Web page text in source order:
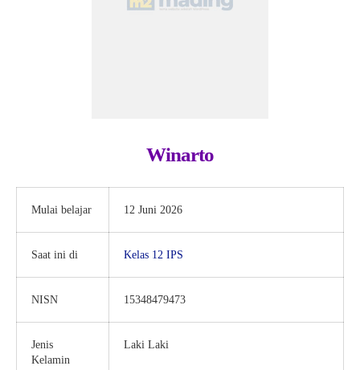
Winarto
Mulai belajar 12 Juni 2026
Saat ini di Kelas 12 IPS
NISN 15348479473
Jenis
Kelamin
Laki Laki